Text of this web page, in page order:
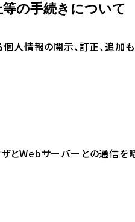
の手続きについて
人情報の開示、訂正、追
とWebサーバーとの通信